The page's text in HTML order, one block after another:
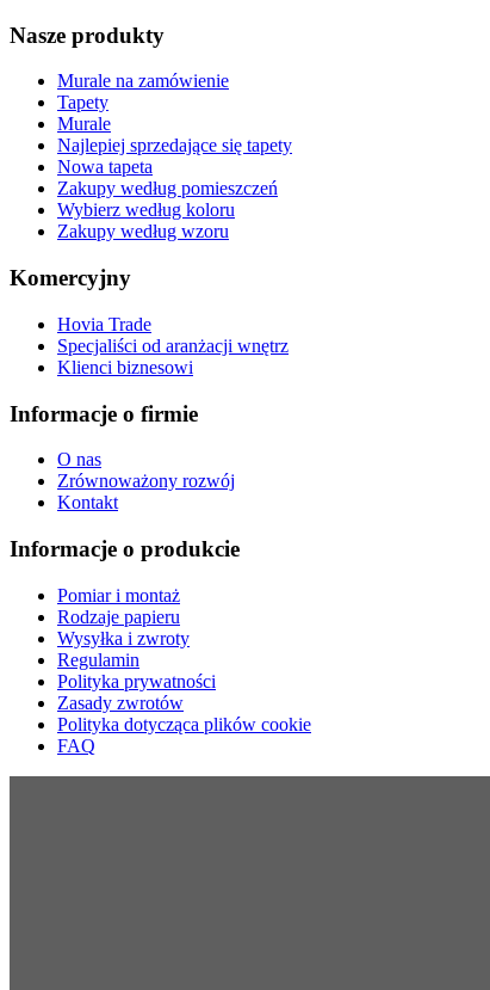
Nasze produkty
Murale na zamówienie
Tapety
Murale
Najlepiej sprzedające się tapety
Nowa tapeta
Zakupy według pomieszczeń
Wybierz według koloru
Zakupy według wzoru
Komercyjny
Hovia Trade
Specjaliści od aranżacji wnętrz
Klienci biznesowi
Informacje o firmie
O nas
Zrównoważony rozwój
Kontakt
Informacje o produkcie
Pomiar i montaż
Rodzaje papieru
Wysyłka i zwroty
Regulamin
Polityka prywatności
Zasady zwrotów
Polityka dotycząca plików cookie
FAQ